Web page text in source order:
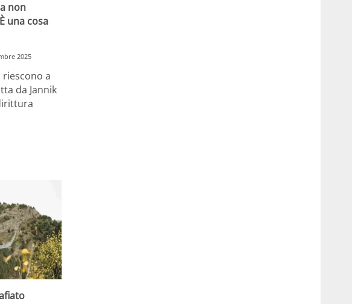
non
una cosa
2025
a
da Jannik